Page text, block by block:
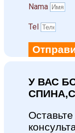
Namа
Tel
У ВАС